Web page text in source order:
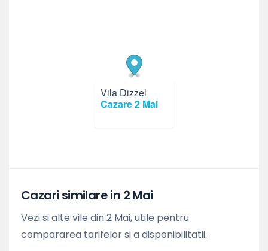
Vila Dizzel
Cazare 2 Mai
Cazari similare in 2 Mai
Vezi si alte vile din 2 Mai, utile pentru
compararea tarifelor si a disponibilitatii.